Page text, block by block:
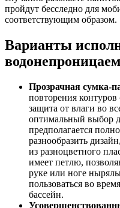
пройдут бесследно для
соответствующим образом.
Варианты
Прозрачная сумка-
повторения
защита от влаги во
оптимальный выбор
предполагается
разнообразить
из разноцветного
имеет петлю,
руке или ноге
пользоваться во
бассейн.